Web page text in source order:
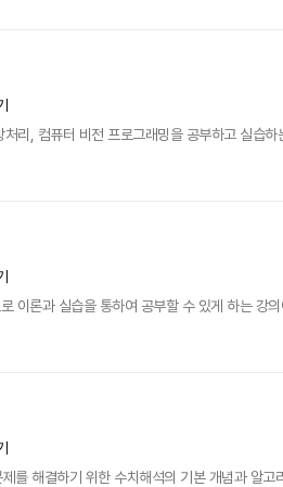
리, 컴퓨터 비전 프로그래밍을 공부하고 실습하
이론과 실습을 통하여 공부할 수 있게 하는 강
를 해결하기 위한 수치해석의 기본 개념과 알